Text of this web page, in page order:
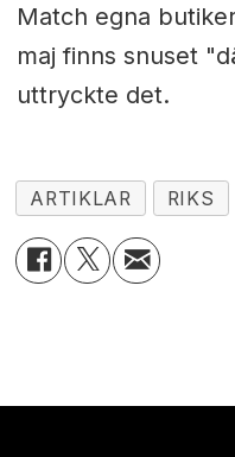
Match egna
maj finns snuset
uttryckte det.
ARTIKLAR RIKS